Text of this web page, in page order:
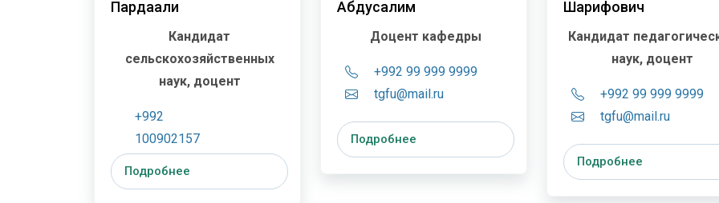
Пардаали
Кандидат
сельскохозяйственных
наук, доцент
+992
100902157
Подробнее
Абдусалим
Доцент кафедры
+992 99 999 9999
tgfu@mail.ru
Подробнее
Шарифович
Кандидат
наук, доцент
+992 99 999 9999
tgfu@mail.ru
Подробнее